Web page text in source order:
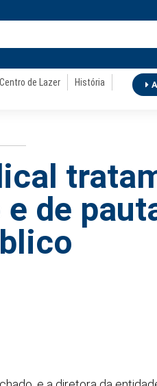
Centro de Lazer
História
de